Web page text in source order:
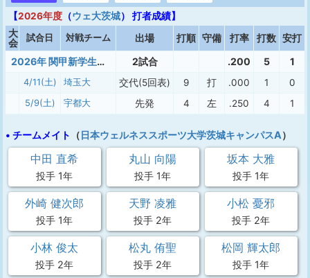
【2026年度 （ウェ大 茨城） 打者成績】
大
会
試合日 対戦チーム 出場 打順 守備 打率 打数 安打
2026年 関甲新学生春季2部東 2試合 .200 5 1
4/11(土) 埼玉大 交代(5回表) 9 打 .000 1 0
5/9(土) 宇都大 先発 4 左 .250 4 1
• チームメイト （日本ウェルネススポーツ大学茨城キャンパスA）
中田 直希
投手 1年
丸山 向陽
投手 1年
坂本 大雅
投手 1年
外崎 健次郎
投手 1年
天野 凌雅
投手 2年
小松 憂邪
投手 2年
小林 俊太
投手 2年
松丸 侑聖
投手 2年
松岡 輝太郎
投手 1年